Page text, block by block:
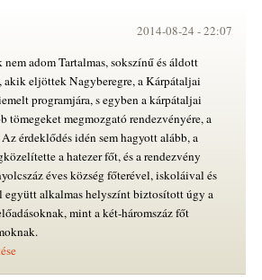
2014-08-24 -22:07
nem adom Tartalmas, sokszínű és áldott
eljöttek Nagyberegre, a Kárpátaljai
programjára, s egyben a kárpátaljai
tömegeket megmozgató rendezvényére, a
érdeklődés idén sem hagyott alább, a
a hatezer főt, és a rendezvény
éves község főterével, iskoláival és
együtt alkalmas helyszínt biztosított úgy a
mint a két-háromszáz főt